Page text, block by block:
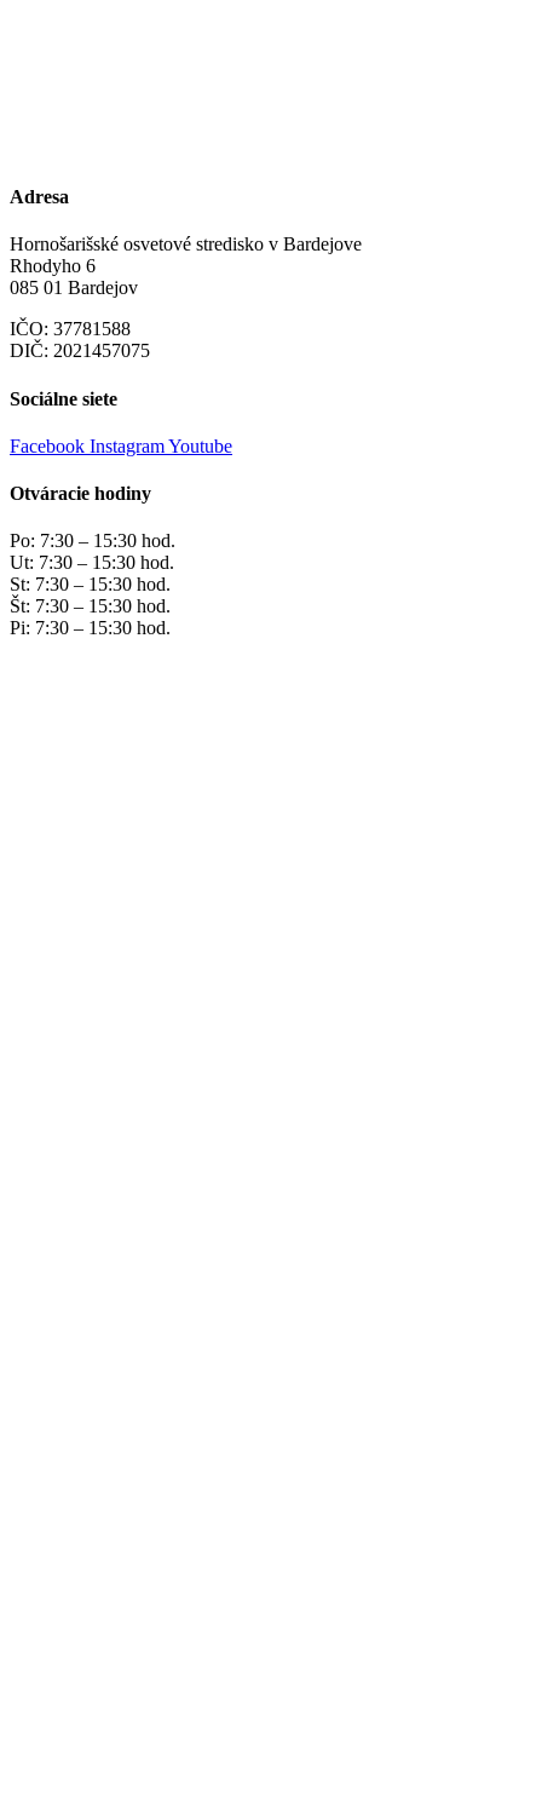
Adresa
Hornošarišské osvetové stredisko v Bardejove
Rhodyho 6
085 01 Bardejov
IČO: 37781588
DIČ: 2021457075
Sociálne siete
Facebook InstagramYoutube
Otváracie hodiny
Po: 7:30 – 15:30 hod.
Ut: 7:30 – 15:30 hod.
St: 7:30 – 15:30 hod.
Št: 7:30 – 15:30 hod.
Pi: 7:30 – 15:30 hod.